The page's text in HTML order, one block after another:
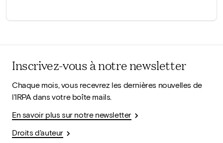
Inscrivez-vous à notre newsletter
Chaque mois, vous recevrez les dernières nouvelles de
l'IRPA dans votre boîte mails.
En savoir plus sur notre newsletter
Droits d'auteur